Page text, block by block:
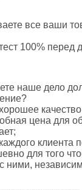
все ваши
100% перед
наше дело
цена для
клиента
для того
ними,